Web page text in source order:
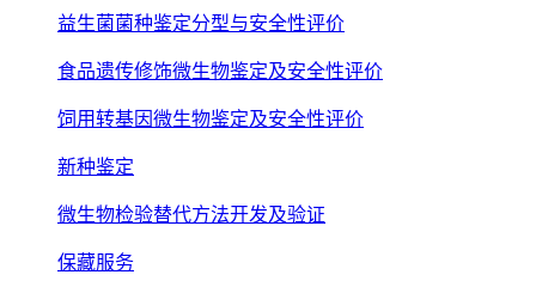
益生菌菌种鉴定分型与安全性评价
食品遗传修饰微生物鉴定及安全性评价
饲用转基因微生物鉴定及安全性评价
新种鉴定
微生物检验替代方法开发及验证
保藏服务